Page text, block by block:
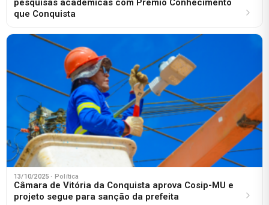
que Conquista
13/10/2025 · Política
Câmara de Vitória da Conquista aprova Cosip-MU e
projeto segue para sanção da prefeita